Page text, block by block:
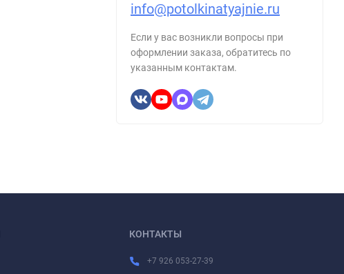
info@potolkinatyajnie.ru
Если у вас возникли вопросы при
оформлении заказа, обратитесь по
указанным контактам.
КОНТАКТЫ
+7 926 053-27-39